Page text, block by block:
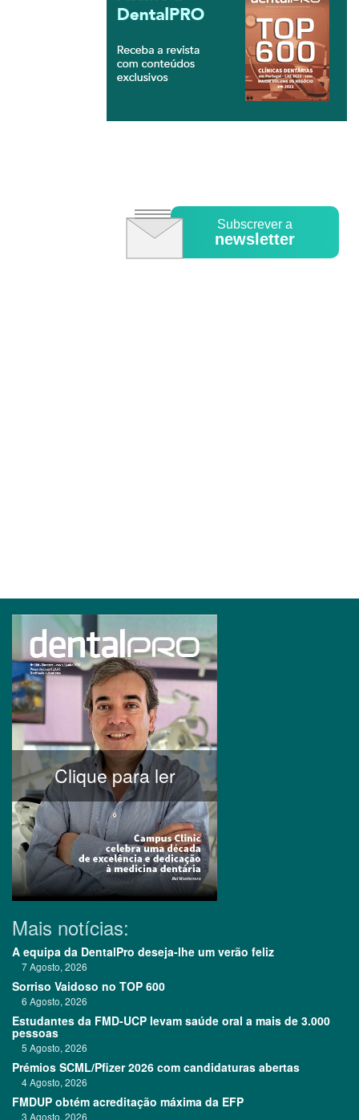
Subscrever a
newsletter
Clique para ler
Mais notícias:
A equipa da DentalPro deseja-lhe um verão feliz
7 Agosto, 2026
Sorriso Vaidoso no TOP 600
6 Agosto, 2026
Estudantes da FMD-UCP levam saúde oral a mais de 3.000
pessoas
5 Agosto, 2026
Prémios SCML/Pfizer 2026 com candidaturas abertas
4 Agosto, 2026
FMDUP obtém acreditação máxima da EFP
3 Agosto, 2026